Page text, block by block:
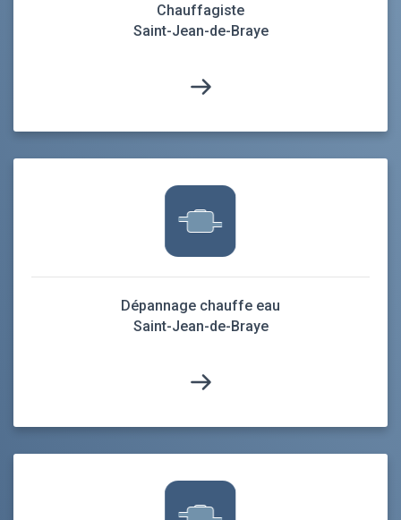
Chauffagiste
Saint-Jean-de-Braye
Dépannage chauffe eau
Saint-Jean-de-Braye